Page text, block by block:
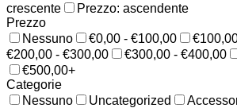
crescente
Prezzo: ascendente
Prezzo
Nessuno
€0,00 - €100,00
€200,00 - €300,00
€300,00 - €400,00
€500,00+
Categorie
Nessuno
Uncategorized